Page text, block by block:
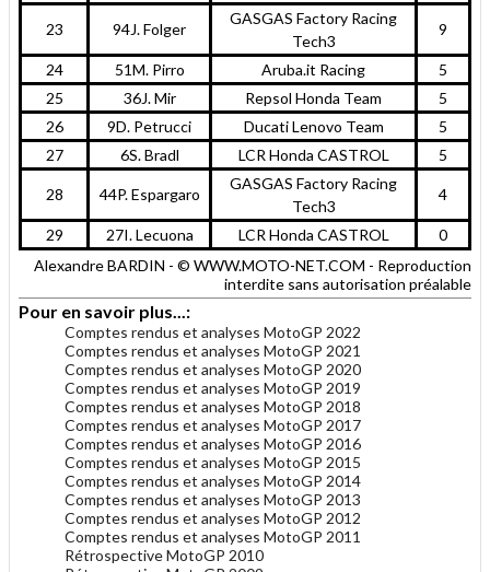
23 94J. Folger
GASGAS Factory Racing
Tech3
9
24 51M. Pirro Aruba.it Racing
5
25
36J. Mir Repsol Honda Team
5
26
9D. Petrucci Ducati Lenovo Team
5
27
6S. Bradl LCR Honda CASTROL 5
28 44P. Espargaro
GASGAS Factory Racing
Tech3
4
29 27I. Lecuona LCR Honda CASTROL
0
Alexandre BARDIN - © WWW.MOTO-NET.COM - Reproduction
interdite sans autorisation préalable
Pour en savoir plus...:
Comptes rendus et analyses MotoGP 2022
Comptes rendus et analyses MotoGP 2021
Comptes rendus et analyses MotoGP 2020
Comptes rendus et analyses MotoGP 2019
Comptes rendus et analyses MotoGP 2018
Comptes rendus et analyses MotoGP 2017
Comptes rendus et analyses MotoGP 2016
Comptes rendus et analyses MotoGP 2015
Comptes rendus et analyses MotoGP 2014
Comptes rendus et analyses MotoGP 2013
Comptes rendus et analyses MotoGP 2012
Comptes rendus et analyses MotoGP 2011
Rétrospective MotoGP 2010